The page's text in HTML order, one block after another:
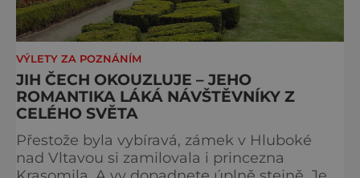
VÝLETY ZA POZNÁNÍM
JIH ČECH OKOUZLUJE – JEHO
ROMANTIKA LÁKÁ NÁVŠTĚVNÍKY Z
CELÉHO SVĚTA
Přestože byla vybíravá, zámek v Hluboké
nad Vltavou si zamilovala i princezna